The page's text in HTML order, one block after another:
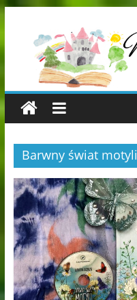
Barwny świat motyli